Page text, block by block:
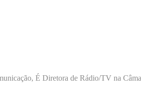
É Diretora de Rádio/TV na